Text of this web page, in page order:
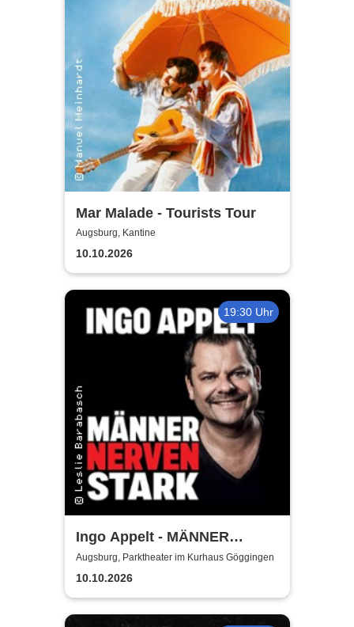
Mar Malade - Tourists Tour
Augsburg, Kantine
10.10.2026
19:30 Uhr
Ingo Appelt - MÄNNER
NERVEN STARK
Augsburg, Parktheater im Kurhaus Göggingen
10.10.2026